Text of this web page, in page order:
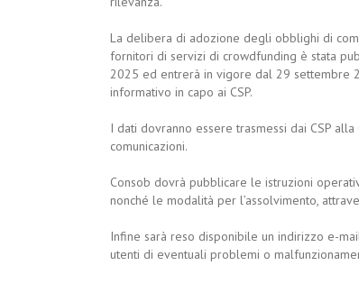
La delibera di adozione degli obblighi di
fornitori di servizi di crowdfunding è stata
2025 ed entrerà in vigore dal 29 settembre
informativo in capo ai CSP.
I dati dovranno essere trasmessi dai CSP
comunicazioni.
Consob dovrà pubblicare le istruzioni
nonché le modalità per l’assolvimento,
Infine sarà reso disponibile un indirizzo e-
utenti di eventuali problemi o